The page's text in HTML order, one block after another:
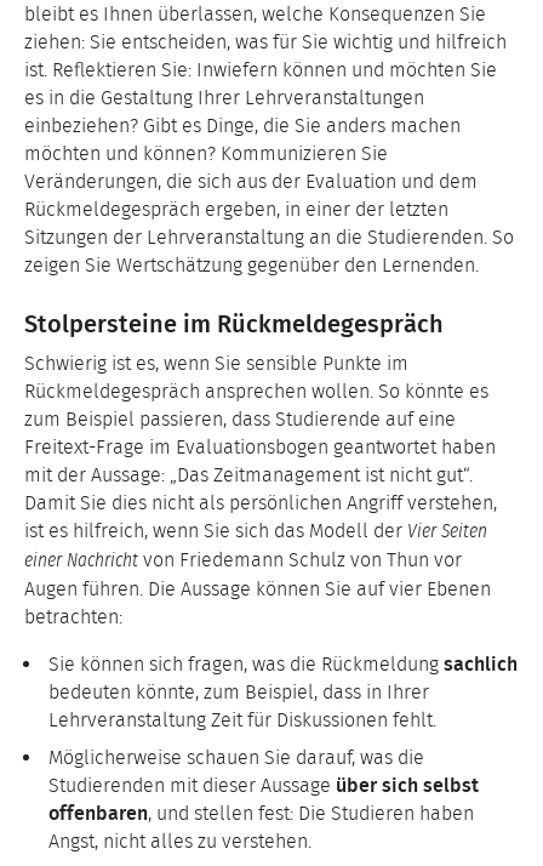
bleibt es Ihnen überlassen, welche Konsequenzen Sie
ziehen: Sie entscheiden, was für Sie wichtig und hilfreich
ist. Reflektieren Sie: Inwiefern können und möchten Sie
es in die Gestaltung Ihrer Lehrveranstaltungen
einbeziehen? Gibt es Dinge, die Sie anders machen
möchten und können? Kommunizieren Sie
Veränderungen, die sich aus der Evaluation und dem
Rückmeldegespräch ergeben, in einer der letzten
Sitzungen der Lehrveranstaltung an die Studierenden. So
zeigen Sie Wertschätzung gegenüber den Lernenden.
Stolpersteine im Rückmeldegespräch
Schwierig ist es, wenn Sie sensible Punkte im
Rückmeldegespräch ansprechen wollen. So könnte es
zum Beispiel passieren, dass Studierende auf eine
Freitext-Frage im Evaluationsbogen geantwortet haben
mit der Aussage: „Das Zeitmanagement ist nicht gut“.
Damit Sie dies nicht als persönlichen Angriff verstehen,
ist es hilfreich, wenn Sie sich das Modell der Vier Seiten
einer Nachricht von Friedemann Schulz von Thun vor
Augen führen. Die Aussage können Sie auf vier Ebenen
betrachten:
Sie können sich fragen, was die Rückmeldung sachlich
bedeuten könnte, zum Beispiel, dass in Ihrer
Lehrveranstaltung Zeit für Diskussionen fehlt.
Möglicherweise schauen Sie darauf, was die
Studierenden mit dieser Aussage über sich selbst
offenbaren, und stellen fest: Die Studieren haben
Angst, nicht alles zu verstehen.